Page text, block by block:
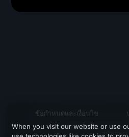
ข้อกำหนดและเงื่อนไข
สนับสนุน
When you visit our website or use